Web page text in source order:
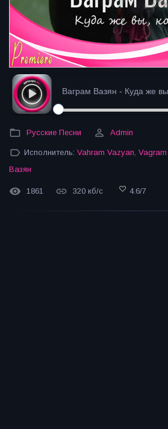
Ваграм Вазян - Куда же
Русские Песни Admin
Исполнитель: Vahram Vazyan
Вазян
1861 320 кб/с 4.6/7